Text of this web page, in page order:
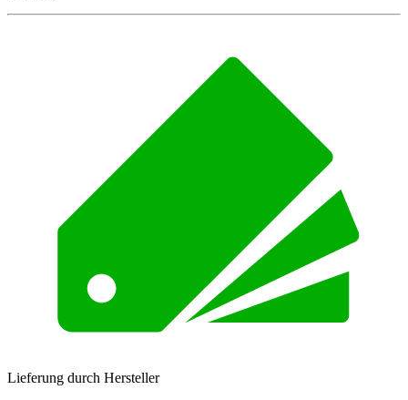
Lieferung durch Hersteller